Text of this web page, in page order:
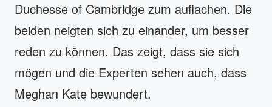
Duchesse of Cambridge zum auflachen. Die
beiden neigten sich zu einander, um besser
reden zu können. Das zeigt, dass sie sich
mögen und die Experten sehen auch, dass
Meghan Kate bewundert.